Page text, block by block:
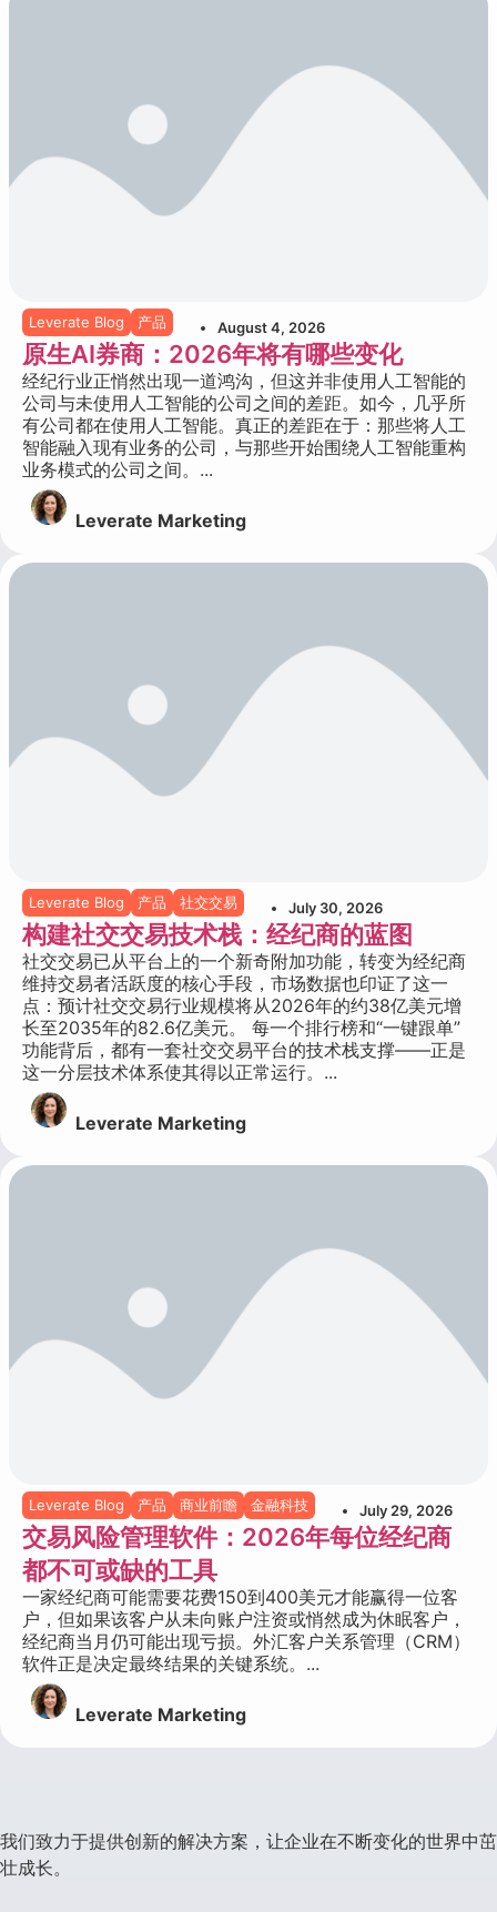
Leverate Blog 产品 August 4, 2026
原生AI券商：2026年将有哪些变化
经纪行业正悄然出现一道鸿沟，但这并非使用人工智能的
公司与未使用人工智能的公司之间的差距。如今，几乎所
有公司都在使用人工智能。真正的差距在于：那些将人工
智能融入现有业务的公司，与那些开始围绕人工智能重构
业务模式的公司之间。...
Leverate Marketing
Leverate Blog 产品 社交交易 July 30, 2026
构建社交交易技术栈：经纪商的蓝图
社交交易已从平台上的一个新奇附加功能，转变为经纪商
维持交易者活跃度的核心手段，市场数据也印证了这一
点：预计社交交易行业规模将从2026年的约38亿美元增
长至2035年的82.6亿美元。 每一个排行榜和“一键跟单”
功能背后，都有一套社交交易平台的技术栈支撑——正是
这一分层技术体系使其得以正常运行。...
Leverate Marketing
Leverate Blog 产品 商业前瞻 金融科技 July 29, 2026
交易风险管理软件：2026年每位经纪商
都不可或缺的工具
一家经纪商可能需要花费150到400美元才能赢得一位客
户，但如果该客户从未向账户注资或悄然成为休眠客户，
经纪商当月仍可能出现亏损。外汇客户关系管理（CRM）
软件正是决定最终结果的关键系统。...
Leverate Marketing
我们致力于提供创新的解决方案，让企业在不断变化的世界中茁
壮成长。